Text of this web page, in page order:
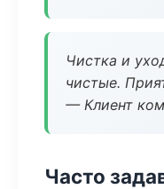
Чистка и
чистые.
— Клиент
Часто